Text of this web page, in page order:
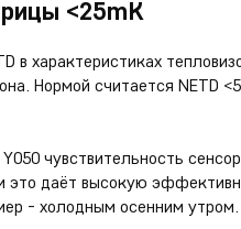
<25mK
в характеристиках
Нормой считается NETD
чувствительность
даёт высокую
- холодным осенним утром.